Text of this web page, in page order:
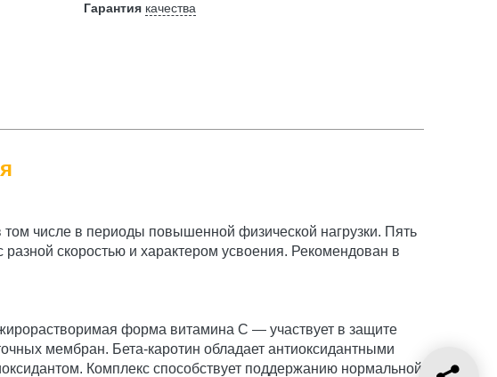
Гарантия качества
числе в периоды повышенной физической нагрузки. Пять
скоростью и характером усвоения. Рекомендован в
форма витамина С — участвует в защите
мембран. Бета-каротин обладает антиоксидантными
Комплекс способствует поддержанию нормальной